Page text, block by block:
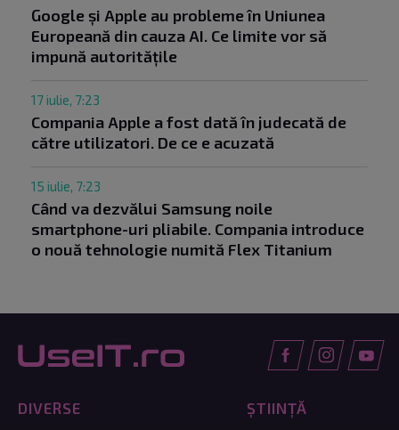
Google și Apple au probleme în Uniunea
Europeană din cauza AI. Ce limite vor să
impună autoritățile
17 iulie, 7:23
Compania Apple a fost dată în judecată de
către utilizatori. De ce e acuzată
15 iulie, 7:23
Când va dezvălui Samsung noile
smartphone-uri pliabile. Compania introduce
o nouă tehnologie numită Flex Titanium
DIVERSE ȘTIINȚĂ